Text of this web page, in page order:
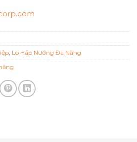
Lò Hấp Nướng Đa Năng